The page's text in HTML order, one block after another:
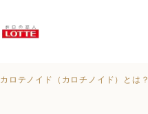
カロテノイド（カロチノイド）とは